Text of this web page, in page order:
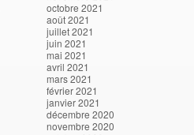
octobre 2021
août 2021
juillet 2021
juin 2021
mai 2021
avril 2021
mars 2021
février 2021
janvier 2021
décembre 2020
novembre 2020